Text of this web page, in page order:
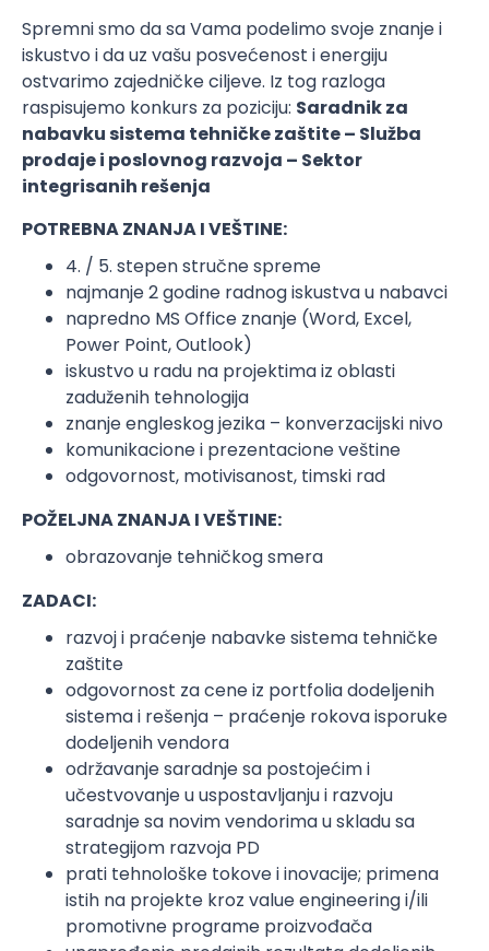
Spremni smo da sa Vama podelimo svoje znanje i
iskustvo i da uz vašu posvećenost i energiju
ostvarimo zajedničke ciljeve. Iz tog razloga
raspisujemo konkurs za poziciju: Saradnik za
nabavku sistema tehničke zaštite – Služba
prodaje i poslovnog razvoja – Sektor
integrisanih rešenja
POTREBNA ZNANJA I VEŠTINE:
4. / 5. stepen stručne spreme
najmanje 2 godine radnog iskustva u nabavci
napredno MS Office znanje (Word, Excel,
Power Point, Outlook)
iskustvo u radu na projektima iz oblasti
zaduženih tehnologija
znanje engleskog jezika – konverzacijski nivo
komunikacione i prezentacione veštine
odgovornost, motivisanost, timski rad
POŽELJNA ZNANJA I VEŠTINE:
obrazovanje tehničkog smera
ZADACI:
razvoj i praćenje nabavke sistema tehničke
zaštite
odgovornost za cene iz portfolia dodeljenih
sistema i rešenja – praćenje rokova isporuke
dodeljenih vendora
održavanje saradnje sa postojećim i
učestvovanje u uspostavljanju i razvoju
saradnje sa novim vendorima u skladu sa
strategijom razvoja PD
prati tehnološke tokove i inovacije; primena
istih na projekte kroz value engineering i/ili
promotivne programe proizvođača